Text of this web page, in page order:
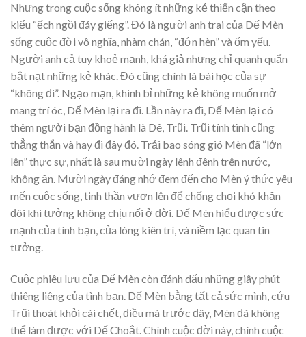
Nhưng trong cuộc sống không ít những kẻ thiển cận theo
kiểu “ếch ngồi đáy giếng”. Đó là người anh trai của Dế Mèn
sống cuộc đời vô nghĩa, nhàm chán, “đớn hèn” và ốm yếu.
Người anh cả tuy khoẻ mạnh, khá giả nhưng chỉ quanh quẩn
bắt nạt những kẻ khác. Đó cũng chính là bài học của sự
“không đi”. Ngạo mạn, khinh bỉ những kẻ không muốn mở
mang trí óc, Dế Mèn lại ra đi. Lần này ra đi, Dế Mèn lại có
thêm người bạn đồng hành là Dê, Trũi. Trũi tính tình cũng
thẳng thắn và hay đi đây đó. Trải bao sóng gió Mèn đã “lớn
lên” thực sự, nhất là sau mười ngày lênh đênh trên nước,
không ăn. Mười ngày đáng nhớ đem đến cho Mèn ý thức yêu
mến cuộc sống, tinh thần vươn lên để chống chọi khó khăn
đôi khi tưởng không chịu nối ở đời. Dế Mèn hiểu được sức
mạnh của tình bạn, của lòng kiên trì, và niềm lạc quan tin
tưởng.
Cuộc phiêu lưu của Dế Mèn còn đánh dấu những giây phút
thiêng liêng của tình bạn. Dế Mèn bằng tất cả sức mình, cứu
Trũi thoát khỏi cái chết, điều mà trước đây, Mèn đã không
thể làm được với Dế Choắt. Chính cuộc đời này, chính cuộc